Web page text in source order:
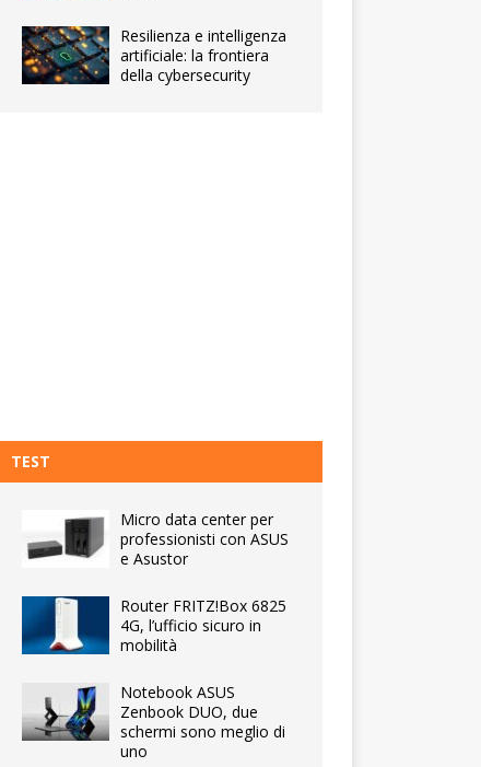
Resilienza e intelligenza
artificiale: la frontiera
della cybersecurity
TEST
Micro data center per
professionisti con ASUS
e Asustor
Router FRITZ!Box 6825
4G, l’ufficio sicuro in
mobilità
Notebook ASUS
Zenbook DUO, due
schermi sono meglio di
uno